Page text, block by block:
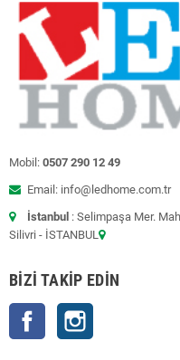
Mobil: 0507 290 12 49
Email: info@ledhome.com.tr
İstanbul : Selimpaşa Mer.
Silivri - İSTANBUL
BIZI TAKIP EDIN
Facebook